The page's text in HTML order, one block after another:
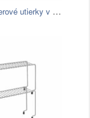
Stojan na papierové utierky v medenej…